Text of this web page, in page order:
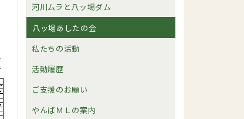
河川ムラと八ッ場ダム
八ッ場あしたの会
私たちの活動
活動履歴
ご支援のお願い
やんばＭＬの案内